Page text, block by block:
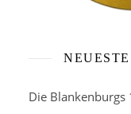
Die Blankenburgs